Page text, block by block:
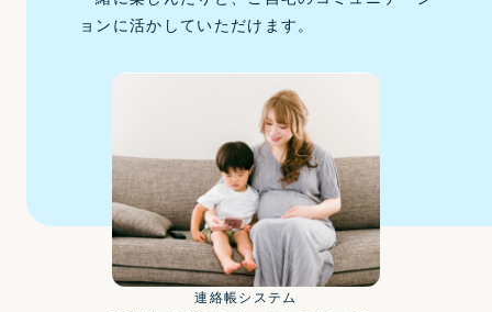
ョンに活かしていただけます。
連絡帳システム